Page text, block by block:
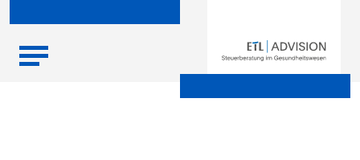
Skip
content
Finanzen